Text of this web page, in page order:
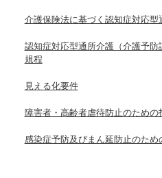
介護保険法に基づく認知症対応
認知症対応型通所介護（介護予
規程
見える化要件
障害者・高齢者虐待防止のための
感染症予防及びまん延防止のため